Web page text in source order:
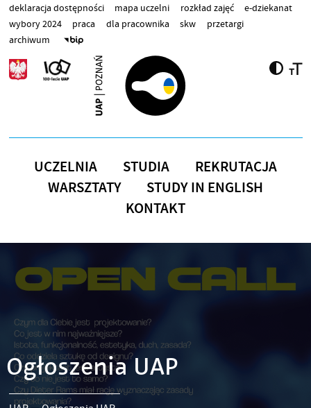
Przejdź do treści
deklaracja dostępności mapa uczelni rozkład zajęć
e-dziekanat
wybory 2024
praca dla pracownika skw
przetargi
archiwum
UCZELNIA STUDIA
REKRUTACJA
WARSZTATY
STUDY IN ENGLISH
KONTAKT
Ogłoszenia UAP